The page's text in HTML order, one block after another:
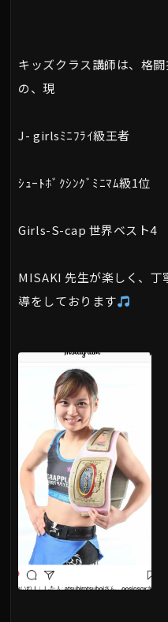
キッズクラス講師は、格
の、現
J- girlsﾐﾆﾌﾗｲ級王者
ｼｭｰﾄﾎﾞｸｼﾝｸﾞﾐﾆﾏﾑ級1位
Girls-S-cap 世界ベスト4
MISAKI 先生が楽しく、
導をしております